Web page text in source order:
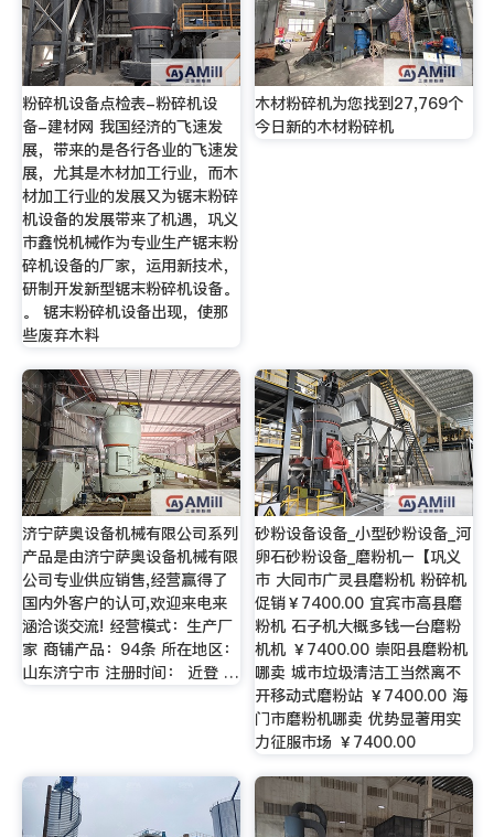
粉碎机设备点检表-粉碎机设
备-建材网 我国经济的飞速发
展，带来的是各行各业的飞速发
展，尤其是木材加工行业，而木
材加工行业的发展又为锯末粉碎
机设备的发展带来了机遇，巩义
市鑫悦机械作为专业生产锯末粉
碎机设备的厂家，运用新技术，
研制开发新型锯末粉碎机设备。
。 锯末粉碎机设备出现，使那
些废弃木料
木材粉碎机为您找到27,769个
今日新的木材粉碎机
济宁萨奥设备机械有限公司系列
产品是由济宁萨奥设备机械有限
公司专业供应销售,经营赢得了
国内外客户的认可,欢迎来电来
涵洽谈交流! 经营模式：生产厂
家 商铺产品：94条 所在地区：
山东济宁市 注册时间： 近登 …
砂粉设备设备_小型砂粉设备_河
卵石砂粉设备_磨粉机–【巩义
市 大同市广灵县磨粉机 粉碎机
促销￥7400.00 宜宾市高县磨
粉机 石子机大概多钱一台磨粉
机机 ￥7400.00 崇阳县磨粉机
哪卖 城市垃圾清洁工当然离不
开移动式磨粉站 ￥7400.00 海
门市磨粉机哪卖 优势显著用实
力征服市场 ￥7400.00